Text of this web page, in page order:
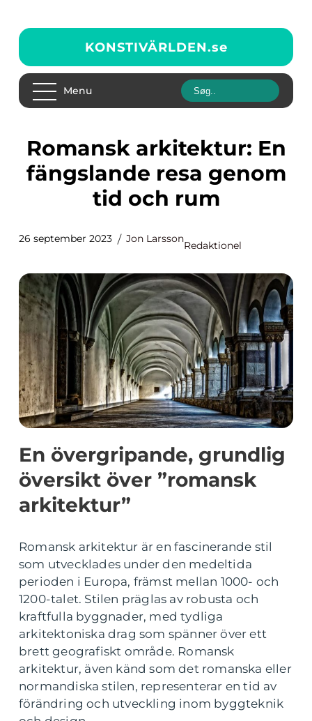
KONSTIVÄRLDEN.se
Menu
Romansk arkitektur: En
fängslande resa genom
tid och rum
26 september 2023 Jon Larsson
Redaktionel
En övergripande, grundlig
översikt över ”romansk
arkitektur”
Romansk arkitektur är en fascinerande stil
som utvecklades under den medeltida
perioden i Europa, främst mellan 1000- och
1200-talet. Stilen präglas av robusta och
kraftfulla byggnader, med tydliga
arkitektoniska drag som spänner över ett
brett geografiskt område. Romansk
arkitektur, även känd som det romanska eller
normandiska stilen, representerar en tid av
förändring och utveckling inom byggteknik